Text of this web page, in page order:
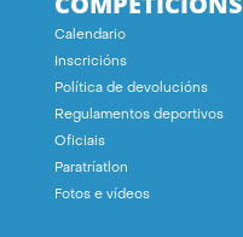
Calendario
Inscricións
Política de devolucións
Regulamentos deportivos
Oficiais
Paratríatlon
Fotos e vídeos